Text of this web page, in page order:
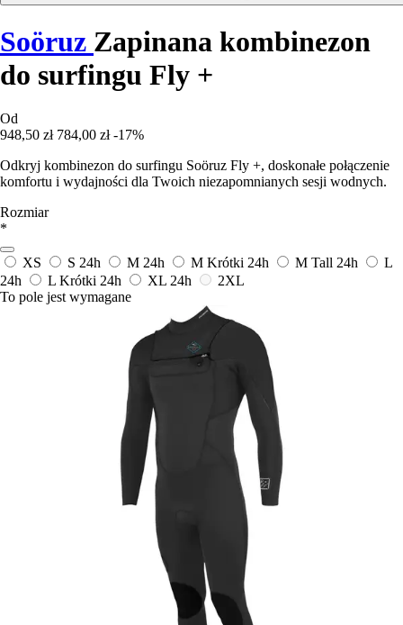
Soöruz Zapinana kombinezon
do surfingu Fly +
Od
948,50 zł 784,00 zł -17%
Odkryj kombinezon do surfingu Soöruz Fly +, doskonałe połączenie
komfortu i wydajności dla Twoich niezapomnianych sesji wodnych.
Rozmiar
*
XS S 24h M 24h M Krótki 24h M Tall 24h
L
24h
L Krótki 24h XL 24h
2XL
To pole jest wymagane